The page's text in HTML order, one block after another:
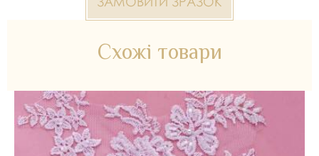
В упаковці - 12 пар
Схожі товари